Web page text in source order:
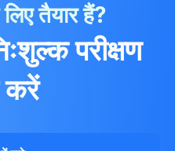
तैयार हैं?
परीक्षण